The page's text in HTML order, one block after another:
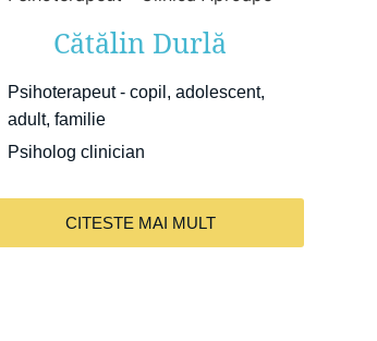
Cătălin Durlă
Psihoterapeut - copil, adolescent,
adult, familie
Psiholog clinician
CITESTE MAI MULT